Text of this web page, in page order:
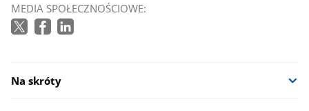
MEDIA SPOŁECZNOŚCIOWE:
Na skróty